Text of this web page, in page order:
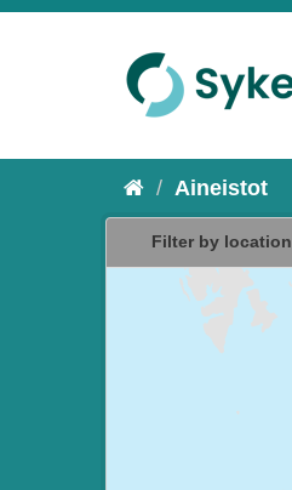
Aineistot
Filter by location